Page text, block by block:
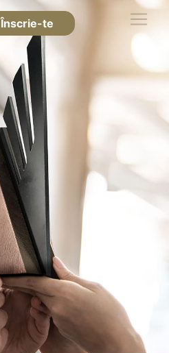
Înscrie-te